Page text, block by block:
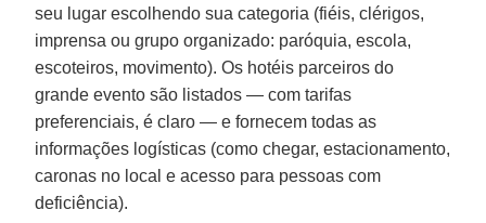
seu lugar escolhendo sua categoria (fiéis, clérigos,
imprensa ou grupo organizado: paróquia, escola,
escoteiros, movimento). Os hotéis parceiros do
grande evento são listados — com tarifas
preferenciais, é claro — e fornecem todas as
informações logísticas (como chegar, estacionamento,
caronas no local e acesso para pessoas com
deficiência).